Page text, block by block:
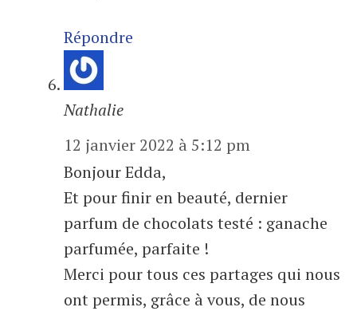
Répondre
Nathalie
12 janvier 2022 à 5:12 pm
Bonjour Edda,
Et pour finir en beauté, dernier
parfum de chocolats testé : ganache
parfumée, parfaite !
Merci pour tous ces partages qui nous
ont permis, grâce à vous, de nous